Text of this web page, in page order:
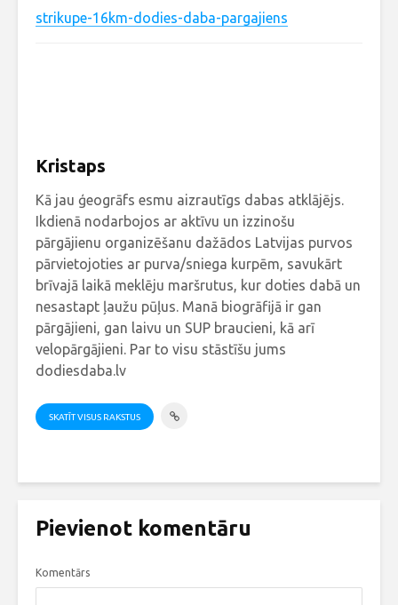
strikupe-16km-dodies-daba-pargajiens
Kristaps
Kā jau ģeogrāfs esmu aizrautīgs dabas atklājējs.
Ikdienā nodarbojos ar aktīvu un izzinošu
pārgājienu organizēšanu dažādos Latvijas purvos
pārvietojoties ar purva/sniega kurpēm, savukārt
brīvajā laikā meklēju maršrutus, kur doties dabā un
nesastapt ļaužu pūļus. Manā biogrāfijā ir gan
pārgājieni, gan laivu un SUP braucieni, kā arī
velopārgājieni. Par to visu stāstīšu jums
dodiesdaba.lv
SKATĪT VISUS RAKSTUS
Pievienot komentāru
Komentārs